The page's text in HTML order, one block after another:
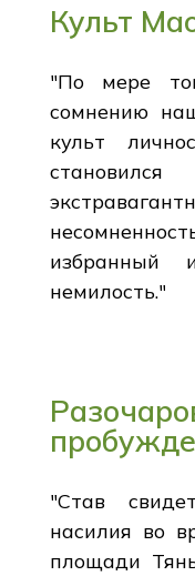
Культ
"По мере
сомнению
культ
избранный
немилость."
"Став
насилия во
площади